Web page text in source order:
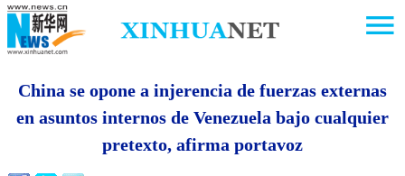
China se opone a injerencia de fuerzas externas
en asuntos internos de Venezuela bajo cualquier
pretexto, afirma portavoz